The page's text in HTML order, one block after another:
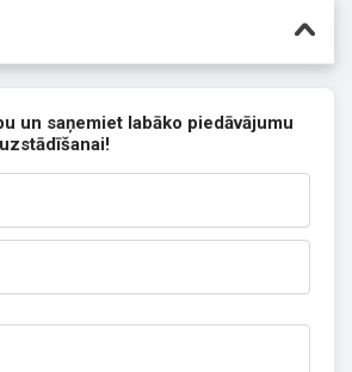
un saņemiet labāko piedāvājumu